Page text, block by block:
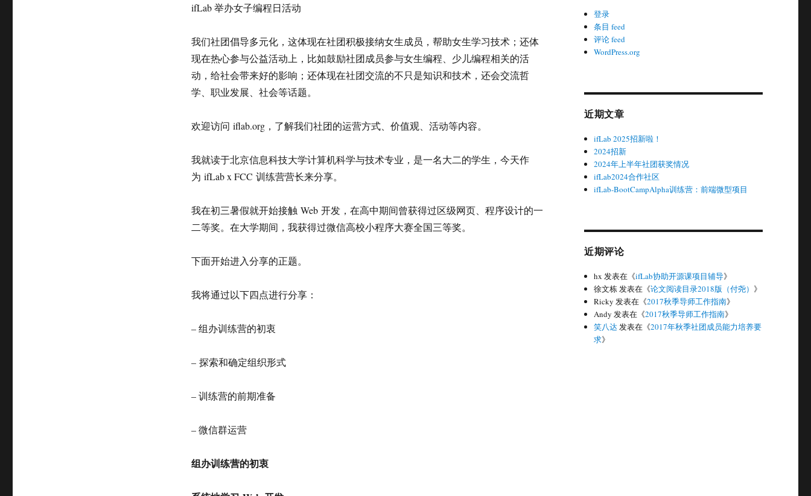
ifLab 举办女子编程日活动
我们社团倡导多元化，这体现在社团积极接纳女生成员，帮助女生学习技术；还体
现在热心参与公益活动上，比如鼓励社团成员参与女生编程、少儿编程相关的活
动，给社会带来好的影响；还体现在社团交流的不只是知识和技术，还会交流哲
学、职业发展、社会等话题。
欢迎访问 iflab.org，了解我们社团的运营方式、价值观、活动等内容。
我就读于北京信息科技大学计算机科学与技术专业，是一名大二的学生，今天作
为 ifLab x FCC 训练营营长来分享。
我在初三暑假就开始接触 Web 开发，在高中期间曾获得过区级网页、程序设计的一
二等奖。在大学期间，我获得过微信高校小程序大赛全国三等奖。
下面开始进入分享的正题。
我将通过以下四点进行分享：
– 组办训练营的初衷
– 探索和确定组织形式
– 训练营的前期准备
– 微信群运营
组办训练营的初衷
登录
条目 feed
评论 feed
WordPress.org
近期文章
ifLab 2025招新啦！
2024招新
2024年上半年社团获奖情况
ifLab2024合作社区
ifLab-BootCampAlpha训练营：前端微型项目
近期评论
hx 发表在《ifLab协助开源课项目辅导》
徐文栋 发表在《论文阅读目录2018版（付尧） 》
Ricky 发表在《2017秋季导师工作指南》
Andy 发表在《2017秋季导师工作指南》
笑八达 发表在《2017年秋季社团成员能力培养要
求》